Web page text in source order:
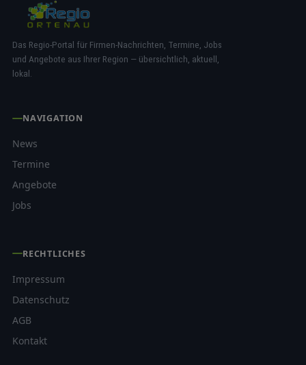
Das Regio-Portal für Firmen-Nachrichten, Termine, Jobs
und Angebote aus Ihrer Region — übersichtlich, aktuell,
lokal.
NAVIGATION
News
Termine
Angebote
Jobs
RECHTLICHES
Impressum
Datenschutz
AGB
Kontakt